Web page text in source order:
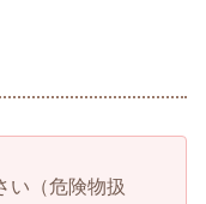
い（危険物扱